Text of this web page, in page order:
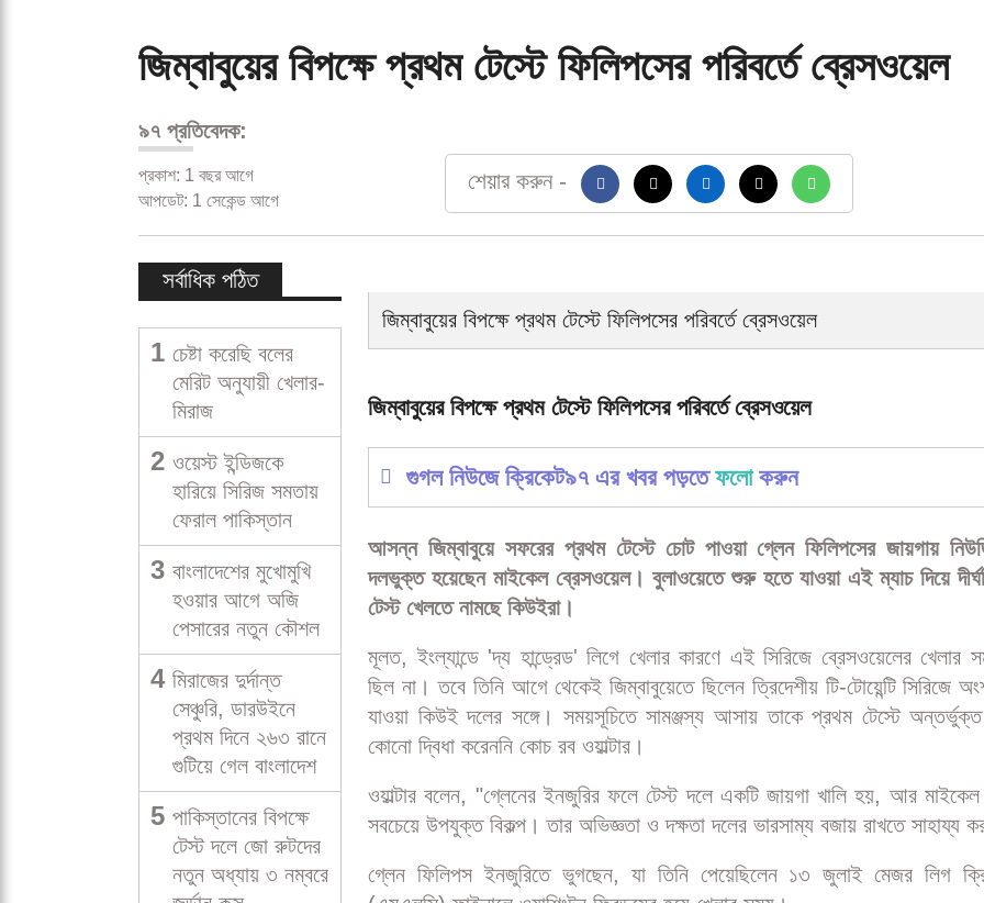
জিম্বাবুয়ের বিপক্ষে প্রথম টেস্টে ফিলিপসের পরিবর্তে ব্রেসওয়েল
৯৭ প্রতিবেদক:
প্রকাশ: 1 বছর আগে
আপডেট: 1 সেকেন্ড আগে
শেয়ার করুন -
সর্বাধিক পঠিত
1 চেষ্টা করেছি বলের
মেরিট অনুযায়ী খেলার-
মিরাজ
2 ওয়েস্ট ইন্ডিজকে
হারিয়ে সিরিজ সমতায়
ফেরাল পাকিস্তান
3 বাংলাদেশের মুখোমুখি
হওয়ার আগে অজি
পেসারের নতুন কৌশল
4 মিরাজের দুর্দান্ত
সেঞ্চুরি, ডারউইনে
প্রথম দিনে ২৬৩ রানে
গুটিয়ে গেল বাংলাদেশ
5 পাকিস্তানের বিপক্ষে
টেস্ট দলে জো রুটদের
নতুন অধ্যায় ৩ নম্বরে
জিম্বাবুয়ের বিপক্ষে প্রথম টেস্টে ফিলিপসের পরিবর্তে ব্রেসওয়েল
জিম্বাবুয়ের বিপক্ষে প্রথম টেস্টে ফিলিপসের পরিবর্তে ব্রেসওয়েল
গুগল নিউজে ক্রিকেট৯৭ এর খবর পড়তেফলো করুন
আসন্ন জিম্বাবুয়ে সফরের প্রথম টেস্টে চোট পাওয়া গ্লেন ফিলিপসের জায়গায়